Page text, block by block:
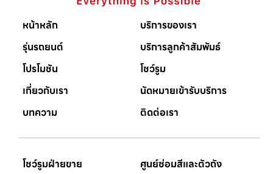
หน้าหลัก
รุ่นรถยนต์
โปรโมชัน
เกี่ยวกับเรา
บทความ
บริการของเรา
บริการลูกค้าสัมพัมธ์
โชว์รูม
นัดหมายเข้ารับบริการ
ติดต่อเรา
โชว์รูมฝ่ายขาย
ศูนย์ซ่อมสีและตัวถัง